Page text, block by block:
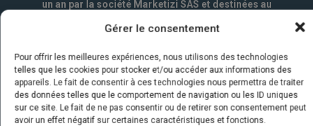
Gérer le consentement
Pour offrir les meilleures expériences, nous utilisons des technologies
telles que les cookies pour stocker et/ou accéder aux informations des
appareils. Le fait de consentir à ces technologies nous permettra de traiter
des données telles que le comportement de navigation ou les ID uniques
sur ce site. Le fait de ne pas consentir ou de retirer son consentement peut
avoir un effet négatif sur certaines caractéristiques et fonctions.
un an par la société Marketizi SAS et destinées au